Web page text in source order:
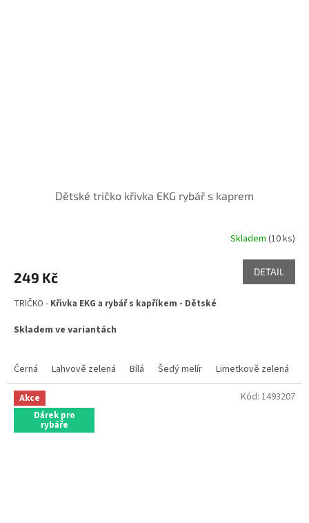
Dětské tričko křivka EKG rybář s kaprem
Skladem (10 ks)
249 Kč DETAIL
TRIČKO - Křivka EKG a rybář s kapříkem - Dětské
Skladem ve variantách
Černá Lahvově zelená Bílá Šedý melír Limetkově zelená
Akce
Dárek pro
rybáře
Kód: 1493207